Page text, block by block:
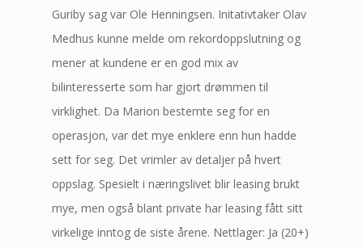
Guriby sag var Ole Henningsen. Initativtaker Olav
Medhus kunne melde om rekordoppslutning og
mener at kundene er en god mix av
bilinteresserte som har gjort drømmen til
virklighet. Da Marion bestemte seg for en
operasjon, var det mye enklere enn hun hadde
sett for seg. Det vrimler av detaljer på hvert
oppslag. Spesielt i næringslivet blir leasing brukt
mye, men også blant private har leasing fått sitt
virkelige inntog de siste årene. Nettlager: Ja (20+)